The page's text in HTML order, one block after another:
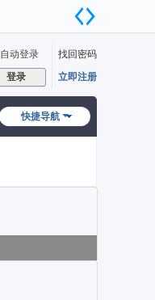
自动登录
找回密码
登录 立即注册
快捷导航